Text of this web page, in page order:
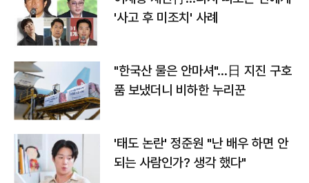
'사고 후 미조치' 사례
"한국산 물은 안마셔"…日 지진 구호
품 보냈더니 비하한 누리꾼
'태도 논란' 정준원 "난 배우 하면 안
되는 사람인가? 생각 했다"